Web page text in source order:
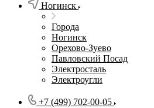
Ногинск
Города
Ногинск
Орехово-Зуево
Павловский Посад
Электросталь
Электроугли
+7 (499) 702-00-05